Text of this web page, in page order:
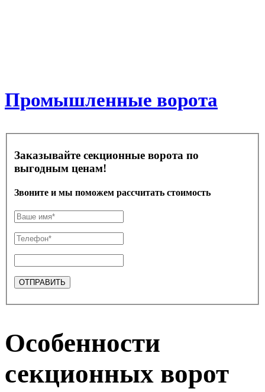
Промышленные ворота
Заказывайте секционные ворота по
выгодным ценам!
Звоните и мы поможем рассчитать стоимость
Особенности
секционных ворот